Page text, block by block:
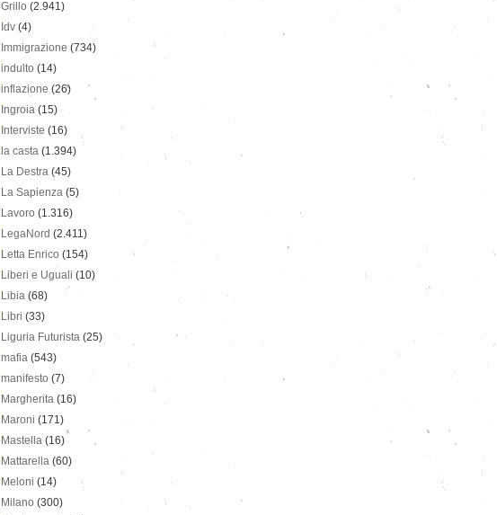
Grillo (2.941)
Idv (4)
Immigrazione (734)
indulto (14)
inflazione (26)
Ingroia (15)
Interviste (16)
la casta (1.394)
La Destra (45)
La Sapienza (5)
Lavoro (1.316)
LegaNord (2.411)
Letta Enrico (154)
Liberi e Uguali (10)
Libia (68)
Libri (33)
Liguria Futurista (25)
mafia (543)
manifesto (7)
Margherita (16)
Maroni (171)
Mastella (16)
Mattarella (60)
Meloni (14)
Milano (300)